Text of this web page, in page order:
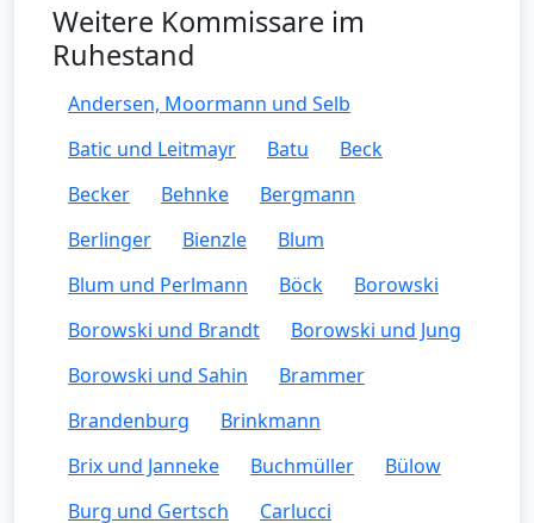
Weitere Kommissare im
Ruhestand
Andersen, Moormann und Selb
Batic und Leitmayr
Batu
Beck
Becker
Behnke
Bergmann
Berlinger
Bienzle
Blum
Blum und Perlmann
Böck
Borowski
Borowski und Brandt
Borowski und Jung
Borowski und Sahin
Brammer
Brandenburg
Brinkmann
Brix und Janneke
Buchmüller
Bülow
Burg und Gertsch
Carlucci